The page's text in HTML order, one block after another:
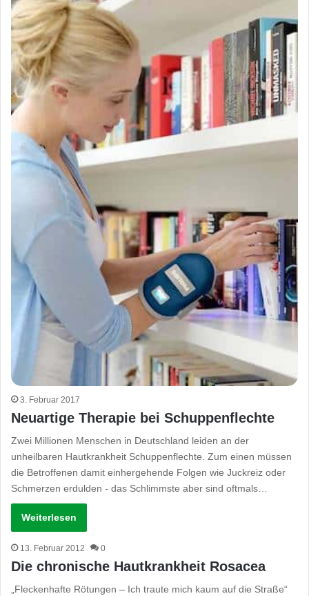
3. Februar 2017
Neuartige Therapie bei Schuppenflechte
Zwei Millionen Menschen in Deutschland leiden an der
unheilbaren Hautkrankheit Schuppenflechte. Zum einen müssen
die Betroffenen damit einhergehende Folgen wie Juckreiz oder
Schmerzen erdulden - das Schlimmste aber sind oftmals…
Weiterlesen
13. Februar 2012 0
Die chronische Hautkrankheit Rosacea
„Fleckenhafte Rötungen – Ich traute mich kaum auf die Straße“